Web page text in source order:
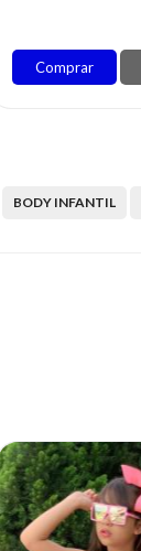
Comprar
BODY INFANTIL